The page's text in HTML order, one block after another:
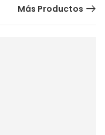
Más Productos